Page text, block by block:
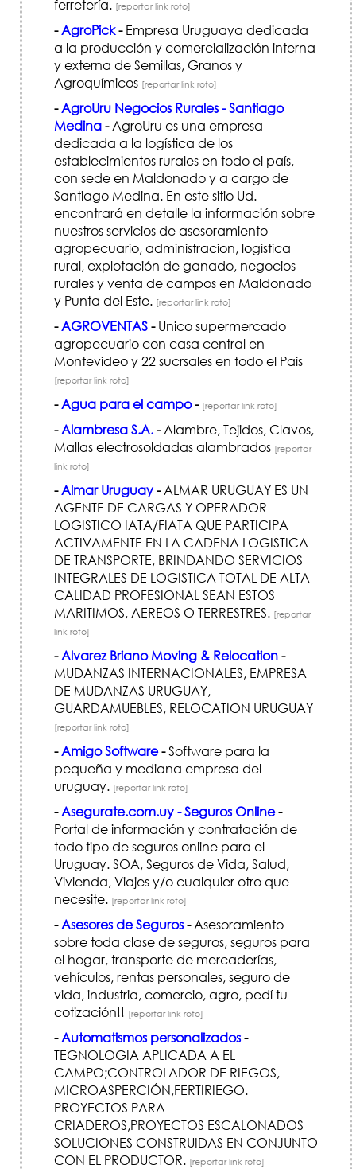
ferretería. [reportar link roto]
-AgroPick-Empresa Uruguaya dedicada
a la producción y comercialización interna
y externa de Semillas, Granos y
Agroquímicos [reportar link roto]
-AgroUru Negocios Rurales - Santiago
Medina-AgroUru es una empresa
dedicada a la logística de los
establecimientos rurales en todo el país,
con sede en Maldonado y a cargo de
Santiago Medina. En este sitio Ud.
encontrará en detalle la información sobre
nuestros servicios de asesoramiento
agropecuario, administracion, logística
rural, explotación de ganado, negocios
rurales y venta de campos en Maldonado
y Punta del Este. [reportar link roto]
-AGROVENTAS-Unico supermercado
agropecuario con casa central en
Montevideo y 22 sucrsales en todo el Pais
[reportar link roto]
-Agua para el campo- [reportar link roto]
-Alambresa S.A.-Alambre, Tejidos, Clavos,
Mallas electrosoldadas alambrados [reportar
link roto]
-Almar Uruguay-ALMAR URUGUAY ES UN
AGENTE DE CARGAS Y OPERADOR
LOGISTICO IATA/FIATA QUE PARTICIPA
ACTIVAMENTE EN LA CADENA LOGISTICA
DE TRANSPORTE, BRINDANDO SERVICIOS
INTEGRALES DE LOGISTICA TOTAL DE ALTA
CALIDAD PROFESIONAL SEAN ESTOS
MARITIMOS, AEREOS O TERRESTRES. [reportar
link roto]
-Alvarez Briano Moving & Relocation-
MUDANZAS INTERNACIONALES, EMPRESA
DE MUDANZAS URUGUAY,
GUARDAMUEBLES, RELOCATION URUGUAY
[reportar link roto]
-Amigo Software-Software para la
pequeña y mediana empresa del
uruguay. [reportar link roto]
-Asegurate.com.uy - Seguros Online-
Portal de información y contratación de
todo tipo de seguros online para el
Uruguay. SOA, Seguros de Vida, Salud,
Vivienda, Viajes y/o cualquier otro que
necesite. [reportar link roto]
-Asesores de Seguros-Asesoramiento
sobre toda clase de seguros, seguros para
el hogar, transporte de mercaderías,
vehículos, rentas personales, seguro de
vida, industria, comercio, agro, pedí tu
cotización!! [reportar link roto]
-Automatismos personalizados-
TEGNOLOGIA APLICADA A EL
CAMPO;CONTROLADOR DE RIEGOS,
MICROASPERCIÓN,FERTIRIEGO.
PROYECTOS PARA
CRIADEROS,PROYECTOS ESCALONADOS
SOLUCIONES CONSTRUIDAS EN CONJUNTO
CON EL PRODUCTOR. [reportar link roto]